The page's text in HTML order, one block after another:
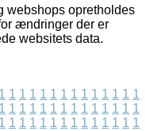
webshops opretholdes
ændringer der er
websitets data.
1 1 1 1 1 1 1 1 1 1 1 1 1 1
1 1 1 1 1 1 1 1 1 1 1 1 1 1
1 1 1 1 1 1 1 1 1 1 1 1 1 1